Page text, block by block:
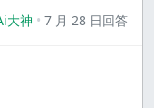
大神 7 月 28 日回答